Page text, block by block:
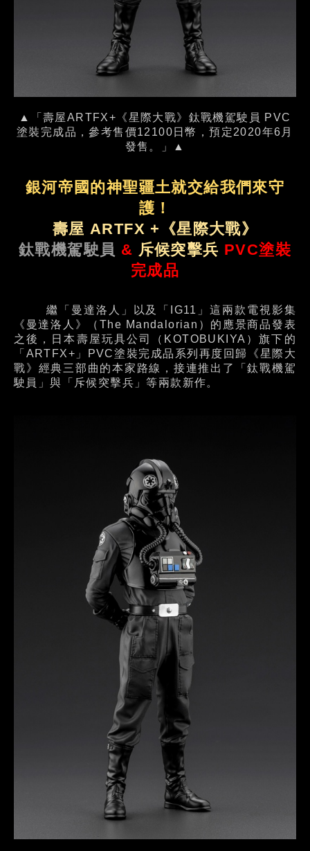
▲「壽屋ARTFX+《星際大戰》鈦戰機駕駛員 PVC
塗裝完成品，參考售價12100日幣，預定2020年6月
發售。」▲
銀河帝國的神聖疆土就交給我們來守
護！
壽屋 ARTFX +《星際大戰》
鈦戰機駕駛員 & 斥候突擊兵 PVC塗裝
完成品
繼「曼達洛人」以及「IG11」這兩款電視影集
《曼達洛人》（The Mandalorian）的應景商品發表
之後，日本壽屋玩具公司（KOTOBUKIYA）旗下的
「ARTFX+」PVC塗裝完成品系列再度回歸《星際大
戰》經典三部曲的本家路線，接連推出了「鈦戰機駕
駛員」與「斥候突擊兵」等兩款新作。